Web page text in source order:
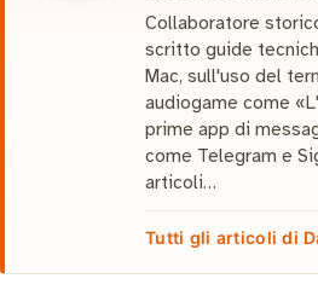
Collaboratore
scritto guide
Mac, sull'uso del
audiogame come
prime app di
come Telegram e
articoli…
Tutti gli articoli di